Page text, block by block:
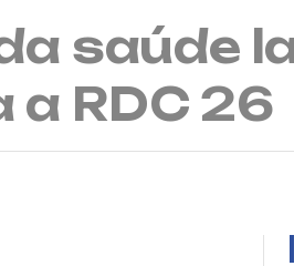
saúde
RDC 26